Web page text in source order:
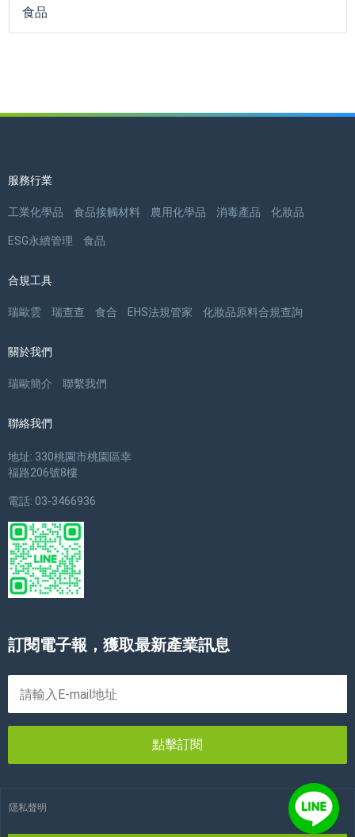
食品
服務行業
工業化學品 食品接觸材料 農用化學品 消毒產品 化妝品
ESG永續管理 食品
合規工具
瑞歐雲 瑞查查 食合 EHS法規管家 化妝品原料合規查詢
關於我們
瑞歐簡介 聯繫我們
聯絡我們
地址: 330桃園市桃園區幸
福路206號8樓
電話: 03-3466936
訂閱電子報，獲取最新產業訊息
點擊訂閱
隱私聲明